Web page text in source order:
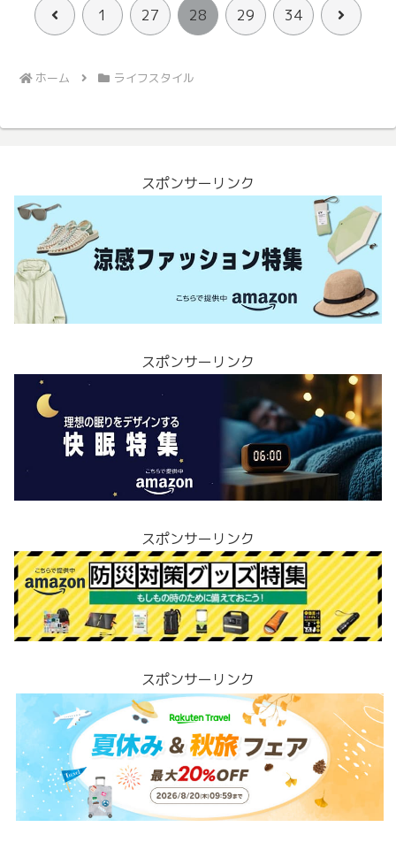
前
1 27 28 29 34
次
ホーム ライフスタイル
スポンサーリンク
スポンサーリンク
スポンサーリンク
スポンサーリンク